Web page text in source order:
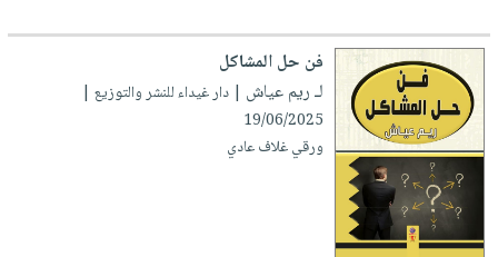
فن حل المشاكل
لـ ريم عياش | دار غيداء للنشر والتوزيع |
19/06/2025
ورقي غلاف عادي